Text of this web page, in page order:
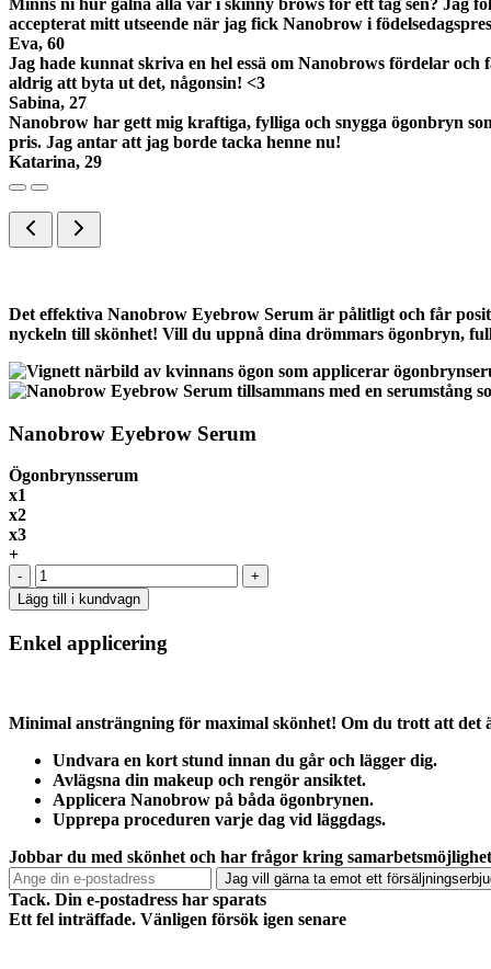
Minns ni hur galna alla var i skinny brows för ett tag sen? Jag
accepterat mitt utseende när jag fick Nanobrow i
Eva, 60
Jag hade kunnat skriva en hel essä om Nanobrows fördelar
aldrig att byta ut det, någonsin! <3
Sabina, 27
Nanobrow har gett mig kraftiga, fylliga och snygga ögonbryn
pris. Jag antar att jag borde tacka henne nu!
Katarina, 29
Det effektiva Nanobrow Eyebrow Serum är pålitligt och får
nyckeln till skönhet! Vill du uppnå dina drömmars ögonbryn,
Nanobrow Eyebrow Serum
Ögonbrynsserum
x1
x2
x3
+
-
+
Lägg till i kundvagn
Enkel applicering
Minimal ansträngning för maximal skönhet! Om du trott att
Undvara en kort stund innan du går och lägger dig.
Avlägsna din makeup och rengör ansiktet.
Applicera Nanobrow på båda ögonbrynen.
Upprepa proceduren varje dag vid läggdags.
Jobbar du med skönhet och har frågor kring
Jag vill gärna ta emot ett
Tack. Din e-postadress har sparats
Ett fel inträffade. Vänligen försök igen senare